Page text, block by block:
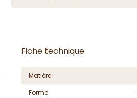
Fiche technique
Matière
Forme